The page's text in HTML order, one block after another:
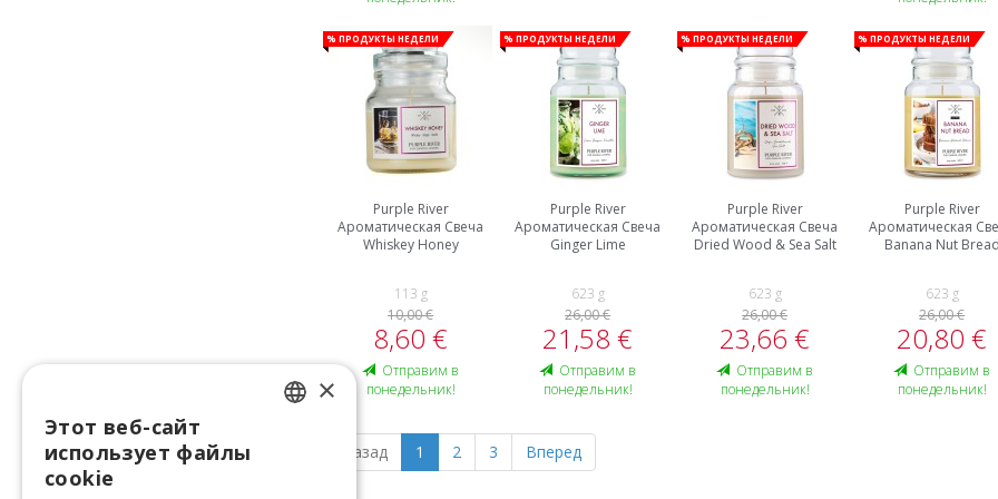
% Продукты недели
Purple River
Ароматическая Свеча
Whiskey Honey
113 g
10,00 €
8,60 €
Oтправим в
понедельник!
% Продукты недели
Purple River
Ароматическая Свеча
Ginger Lime
623 g
26,00 €
21,58 €
Oтправим в
понедельник!
% Продукты недели
Purple River
Ароматическая Свеча
Dried Wood & Sea Salt
623 g
26,00 €
23,66 €
Oтправим в
понедельник!
% Продукты недели
Purple River
Ароматическая
Banana Nut Bread
623 g
26,00 €
20,80 €
Oтправим в
понедельник!
Назад 1 2 3 Вперед
×
Этот веб-сайт
использует файлы
cookie